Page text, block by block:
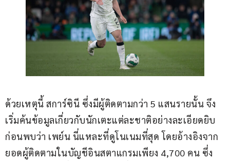
ด้วยเหตุนี้ สการ์ซินี ซึ่งมีผู้ติดตามกว่า 5 แสนรายนั้น จึง
เริ่มค้นข้อมูลเกี่ยวกับนักเตะแต่ละชาติอย่างละเอียดยิบ
ก่อนพบว่า เพย์น นี่แหละที่ดูโนเนมที่สุด โดยอ้างอิงจาก
ยอดผู้ติดตามในบัญชีอินสตาแกรมเพียง 4,700 คน ซึ่ง